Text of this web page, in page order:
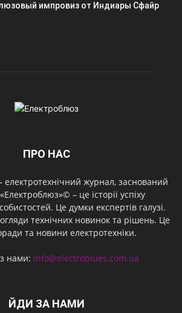
импровиз от Индиары Сфайр
ПРО НАС
електротехнічний журнал, заснований
– це історії успіху
Це думки експертів галузі.
технічних новинок та рішень. Це
та новини електротехніки.
нами: info@electroblues.com.ua
ЙДИ ЗА НАМИ